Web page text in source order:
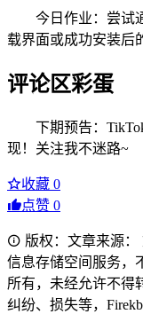
今日作业：尝试
载界面或成功安装后
评论区彩蛋
下期预告：
现！关注我不迷路~
收藏 0
点赞 0
版权：文章来源：
信息存储空间服务，
所有，未经允许不得
纠纷、损失等，